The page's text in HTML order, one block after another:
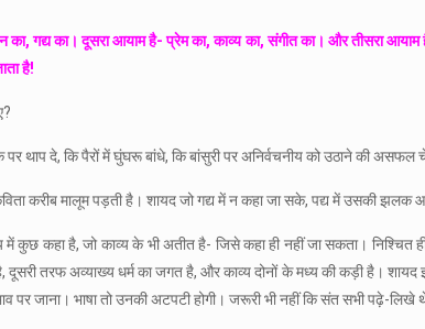
गद्य का। दूसरा आयाम है- प्रेम का, काव्य का, संगीत का। और तीसरा
है!
थाप दे, कि पैरों में घुंघरू बांधे, कि बांसुरी पर अनिर्वचनीय को उठाने की असफल
करीब मालूम पड़ती है। शायद जो गद्य में न कहा जा सके, पद्य में उसकी
कुछ कहा है, जो काव्य के भी अतीत है- जिसे कहा ही नहीं जा सकता। निश्चित
दूसरी तरफ अव्याख्य धर्म का जगत है, और काव्य दोनों के मध्य की कड़ी है।
पर जाना। भाषा तो उनकी अटपटी होगी। जरूरी भी नहीं कि संत सभी पढ़े-